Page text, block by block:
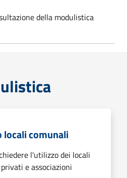
della modulistica
locali comunali
l'utilizzo dei locali
e associazioni